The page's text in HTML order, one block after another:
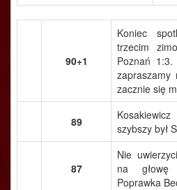
90+1
Koniec
trzecim
Poznań
zacznie się
89
szybszy był
87
Nie
na głowę
Poprawka